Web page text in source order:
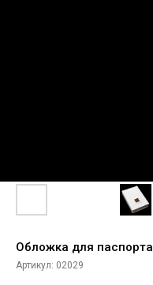
Обложка для паспорта
Артикул: 02029